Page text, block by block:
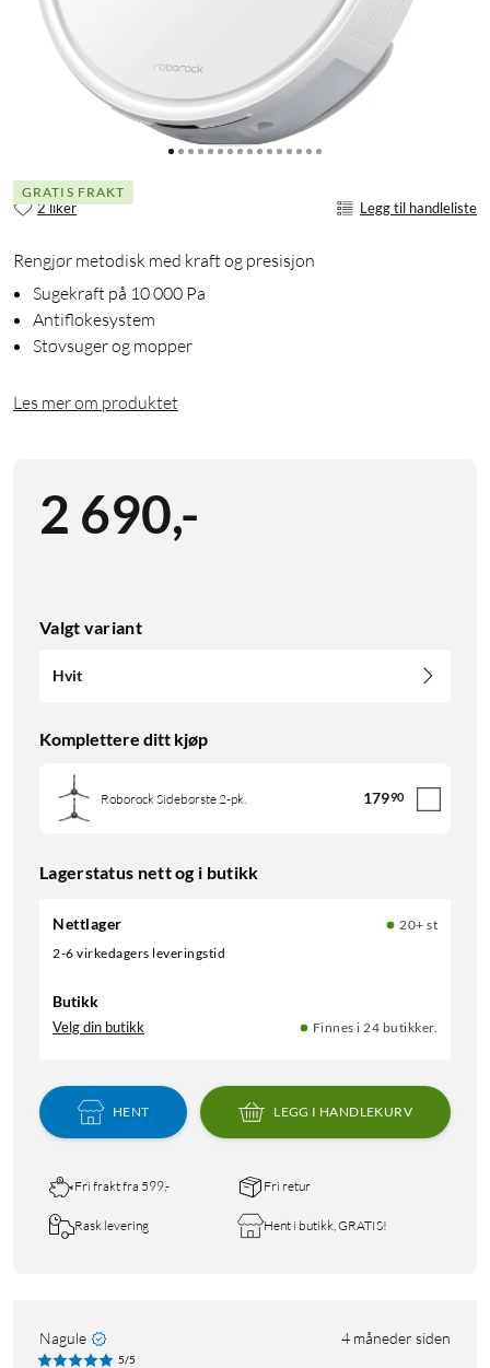
GRATIS FRAKT
2 liker Legg til handleliste
Rengjør metodisk med kraft og presisjon
Sugekraft på 10 000 Pa
Antiflokesystem
Støvsuger og mopper
Les mer om produktet
2 690,-
Valgt variant
Hvit
Komplettere ditt kjøp
Roborock Sidebørste 2-pk. 17990
Lagerstatus nett og i butikk
Nettlager
20+ st
2-6 virkedagers leveringstid
Butikk
Velg din butikk Finnes i 24 butikker.
HENT LEGG I HANDLEKURV
Fri frakt fra 599,- Fri retur
Rask levering Hent i butikk, GRATIS!
Nagule 4 måneder siden
5/5